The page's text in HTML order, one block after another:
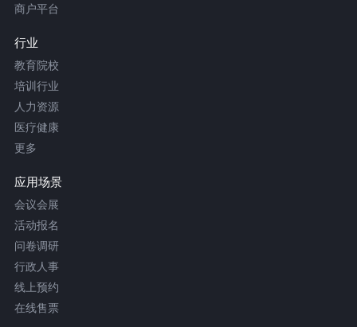
商户平台
行业
教育院校
培训行业
人力资源
医疗健康
更多
应用场景
会议会展
活动报名
问卷调研
行政人事
线上预约
在线售票